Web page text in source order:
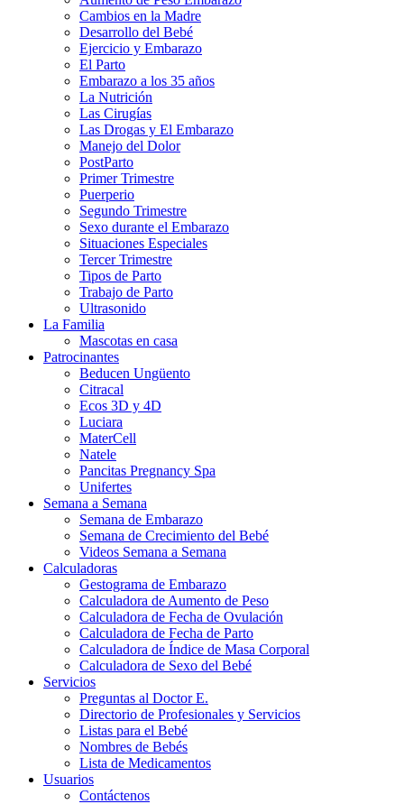
Cambios en la Madre
Desarrollo del Bebé
Ejercicio y Embarazo
El Parto
Embarazo a los 35 años
La Nutrición
Las Cirugías
Las Drogas y El Embarazo
Manejo del Dolor
PostParto
Primer Trimestre
Puerperio
Segundo Trimestre
Sexo durante el Embarazo
Situaciones Especiales
Tercer Trimestre
Tipos de Parto
Trabajo de Parto
Ultrasonido
La Familia
Mascotas en casa
Patrocinantes
Beducen Ungüento
Citracal
Ecos 3D y 4D
Luciara
MaterCell
Natele
Pancitas Pregnancy Spa
Unifertes
Semana a Semana
Semana de Embarazo
Semana de Crecimiento del Bebé
Videos Semana a Semana
Calculadoras
Gestograma de Embarazo
Calculadora de Aumento de Peso
Calculadora de Fecha de Ovulación
Calculadora de Fecha de Parto
Calculadora de Índice de Masa Corporal
Calculadora de Sexo del Bebé
Servicios
Preguntas al Doctor E.
Directorio de Profesionales y Servicios
Listas para el Bebé
Nombres de Bebés
Lista de Medicamentos
Usuarios
Contáctenos